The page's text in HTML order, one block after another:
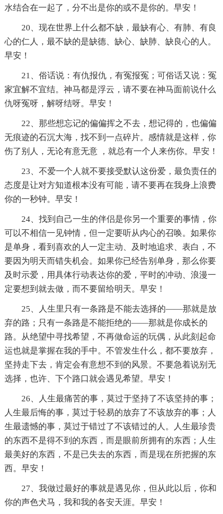
水结合在一起了，分不出是你的或不是你的。早安！
20、现在世界上什么都不缺，最缺有心、有肺、有良
心的仁人，最不缺的是缺德、缺心、缺肺、缺良心的人。
早安！
21、俗话说：有仇报仇，有冤报冤；可俗话又说：冤
家宜解不宜结。神马都是浮云，请不要在神马面前说什么
仇呀冤呀，解呀结呀。早安！
22、那些想忘记的偏偏挥之不去，想记得的，也偏偏
无痕迹的石沉大海，找不到一点碎片。感情就是这样，你
伤了别人，无论有意无意 ，就总有一个人来伤你。早安！
23、不爱一个人就不要接受默认这份爱，最负责任的
态度是让对方知道根本没有可能，请不要再在我身上浪费
你的一秒钟。早安！
24、找到自己一生的伴侣是你另一个重要的事情，你
可以不相信一见钟情，但一定要听从内心的召唤。如果你
是单身，看到喜欢的人一定主动、及时地追求、表白，不
要因为明天而错失机会。如果你已经告别单身，那么你要
及时示爱，用具体行动表达你的爱，平时的冲动、浪漫一
定要想到就去做，而不要留给明天。早安！
25、人生里只有一条路是不能去选择的——那就是放
弃的路；只有一条路是不能拒绝的——那就是你成长的
路。从绝望中寻找希望，不再做命运的玩偶，从此刻起命
运也就是掌握在我的手中。不管发生什么，都不要放弃，
坚持走下去，肯定会有意想不到的风景。不要急着说别无
选择，也许、下个路口就会遇见希望。早安！
26、人生最痛苦的事，莫过于坚持了不该坚持的事；
人生最后悔的事，莫过于轻易的放弃了不该放弃的事；人
生最遗憾的事，莫过于错过了不该错过的人。人生最珍贵
的东西不是得不到的东西，而是眼前所拥有的东西；人生
最美好的东西，不是已失去的东西，而是现在所把握的东
西。早安！
27、我做过最好的事就是遇见你，但从此以后，你和
你的声色犬马，我和我的各安天涯。早安！